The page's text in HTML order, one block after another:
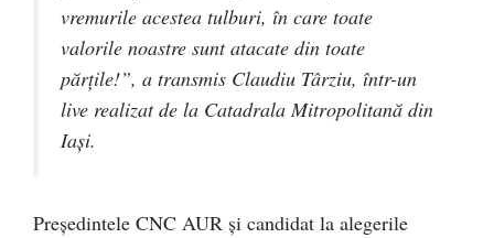
vremurile acestea tulburi, în care toate
valorile noastre sunt atacate din toate
părțile!”, a transmis Claudiu Târziu, într-un
live realizat de la Catadrala Mitropolitană din
Iași.
Președintele CNC AUR și candidat la alegerile